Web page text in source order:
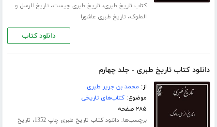
کتاب تاریخ طبری، تاریخ طبری چیست، تاریخ الرسل و
الملوک، تاریخ طبری عاشورا
دانلود کتاب
دانلود کتاب تاریخ طبری - جلد چهارم
از: محمد بن جریر طبری
موضوع:کتاب‌های تاریخی
۲۸۵ صفحه
برچسب‌ها:دانلود کتاب تاریخ طبری چاپ 1352 ، تاریخ